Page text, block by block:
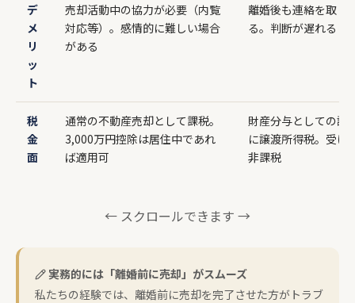
デ
メ
リ
ッ
ト
売却活動中の協力が必要（内覧
対応等）。感情的に難しい場合
がある
離婚後も連絡を取り
る。判断が遅れるリ
税
金
面
通常の不動産売却として課税。
3,000万円控除は居住中であれ
ば適用可
財産分与としての譲
に譲渡所得税。受け
非課税
← スクロールできます →
実務的には「離婚前に売却」がスムーズ
私たちの経験では、離婚前に売却を完了させた方がトラブ